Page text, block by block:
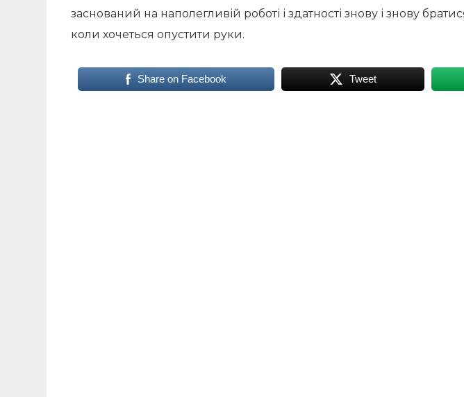
заснований на наполегливій роботі і здатності знову і знову
коли хочеться опустити руки.
Share on Facebook Tweet